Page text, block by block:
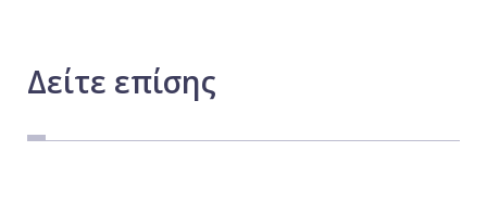
Δείτε επίσης